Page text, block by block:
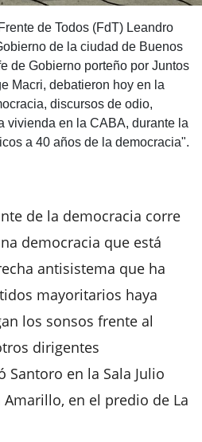
de Todos (FdT) Leandro
de la ciudad de Buenos
de Gobierno porteño por Juntos
Macri, debatieron hoy en la
discursos de odio,
vivienda en la CABA, durante la
a 40 años de la democracia".
de la democracia corre
democracia que está
antisistema que ha
mayoritarios haya
los sonsos frente al
dirigentes
Santoro en la Sala Julio
en el predio de La